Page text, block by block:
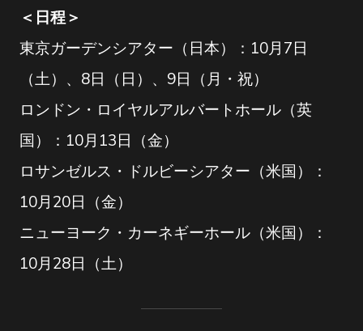
＜日程＞
東京ガーデンシアター（日本）：10月7日
（土）、8日（日）、9日（月・祝）
ロンドン・ロイヤルアルバートホール（英
国）：10月13日（金）
ロサンゼルス・ドルビーシアター（米国）：
10月20日（金）
ニューヨーク・カーネギーホール（米国）：
10月28日（土）